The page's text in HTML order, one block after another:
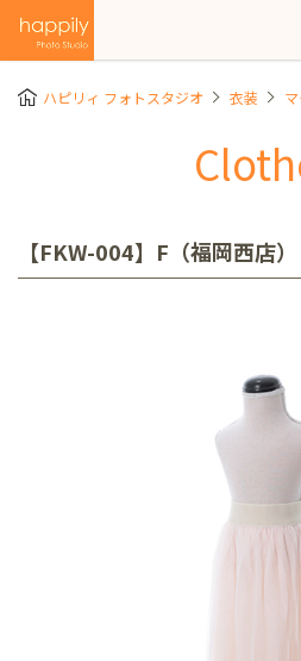
ハピリィ フォトスタジオ 衣装
【FKW-004】F（福岡西店）